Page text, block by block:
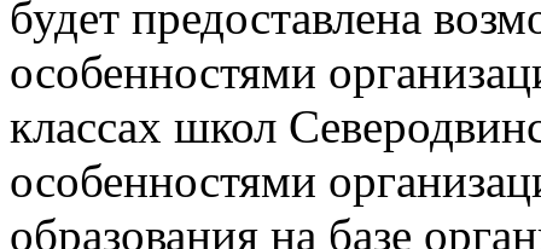
будет предоставлена
особенностями
классах школ
особенностями
образования на базе